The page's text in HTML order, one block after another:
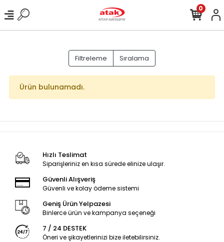
0
Filtreleme Sıralama
Ürün bulunamadı.
Hızlı Teslimat
Siparişleriniz en kısa sürede elinize ulaşır.
Güvenli Alışveriş
Güvenli ve kolay ödeme sistemi
Geniş Ürün Yelpazesi
Binlerce ürün ve kampanya seçeneği
7 / 24 DESTEK
Öneri ve şikayetlerinizi bize iletebilirsiniz.